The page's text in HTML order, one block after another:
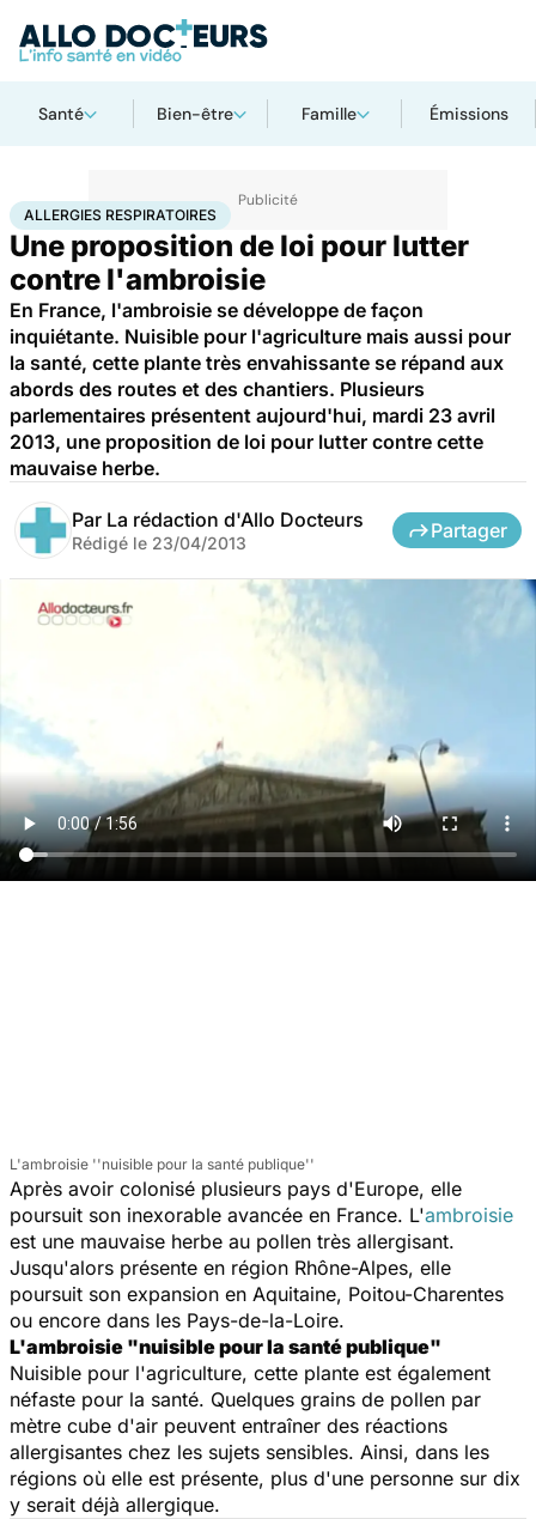
Santé Bien-être Famille Émissions
AccueilSantéAllergies respiratoires
ALLERGIES RESPIRATOIRES
Une proposition de loi pour lutter
contre l'ambroisie
En France, l'ambroisie se développe de façon
inquiétante. Nuisible pour l'agriculture mais aussi pour
la santé, cette plante très envahissante se répand aux
abords des routes et des chantiers. Plusieurs
parlementaires présentent aujourd'hui, mardi 23 avril
2013, une proposition de loi pour lutter contre cette
mauvaise herbe.
Par La rédaction d'Allo Docteurs
Rédigé le 23/04/2013
Partager
L'ambroisie ''nuisible pour la santé publique''
Après avoir colonisé plusieurs pays d'Europe, elle
poursuit son inexorable avancée en France. L'ambroisie
est une mauvaise herbe au pollen très allergisant.
Jusqu'alors présente en région Rhône-Alpes, elle
poursuit son expansion en Aquitaine, Poitou-Charentes
ou encore dans les Pays-de-la-Loire.
L'ambroisie "nuisible pour la santé publique"
Nuisible pour l'agriculture, cette plante est également
néfaste pour la santé. Quelques grains de pollen par
mètre cube d'air peuvent entraîner des réactions
allergisantes chez les sujets sensibles. Ainsi, dans les
régions où elle est présente, plus d'une personne sur dix
y serait déjà allergique.